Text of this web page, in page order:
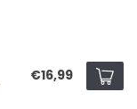
€16,99